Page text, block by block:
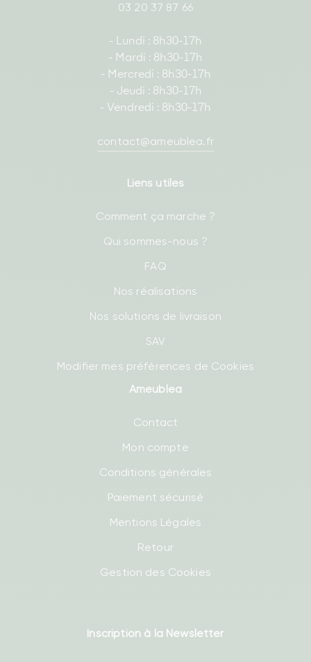
03 20 37 87 66
- Lundi : 8h30-17h
- Mardi : 8h30-17h
- Mercredi : 8h30-17h
- Jeudi : 8h30-17h
- Vendredi : 8h30-17h
contact@ameublea.fr
Liens utiles
Comment ça marche ?
Qui sommes-nous ?
FAQ
Nos réalisations
Nos solutions de livraison
SAV
Modifier mes préférences de Cookies
Ameublea
Contact
Mon compte
Conditions générales
Paiement sécurisé
Mentions Légales
Retour
Gestion des Cookies
Inscription à la Newsletter